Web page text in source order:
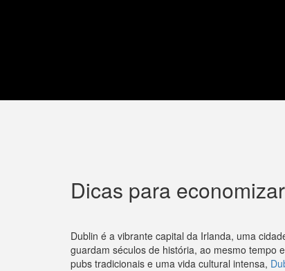
Dicas para
Dublin é a vibrante capital da Irlanda, uma
guardam séculos de história, ao mesmo tempo
pubs tradicionais e uma vida cultural intensa,